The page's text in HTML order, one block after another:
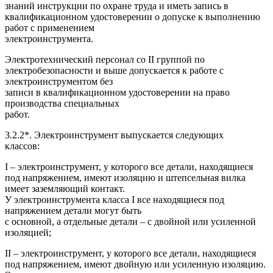
знаний инструкции по охране труда и иметь запись в
квалификационном удостоверении о допуске к выполнению
работ с применением
электроинструмента.
Электротехнический персонал со II группой по
электробезопасности и выше допускается к работе с
электроинструментом без
записи в квалификационном удостоверении на право
производства специальных
работ.
3.2.2*. Электроинструмент выпускается следующих
классов:
I – электроинструмент, у которого все детали, находящиеся
под напряжением, имеют изоляцию и штепсельная вилка
имеет заземляющий контакт.
У электроинструмента класса I все находящиеся под
напряжением детали могут быть
с основной, а отдельные детали – с двойной или усиленной
изоляцией;
II – электроинструмент, у которого все детали, находящиеся
под напряжением, имеют двойную или усиленную изоляцию.